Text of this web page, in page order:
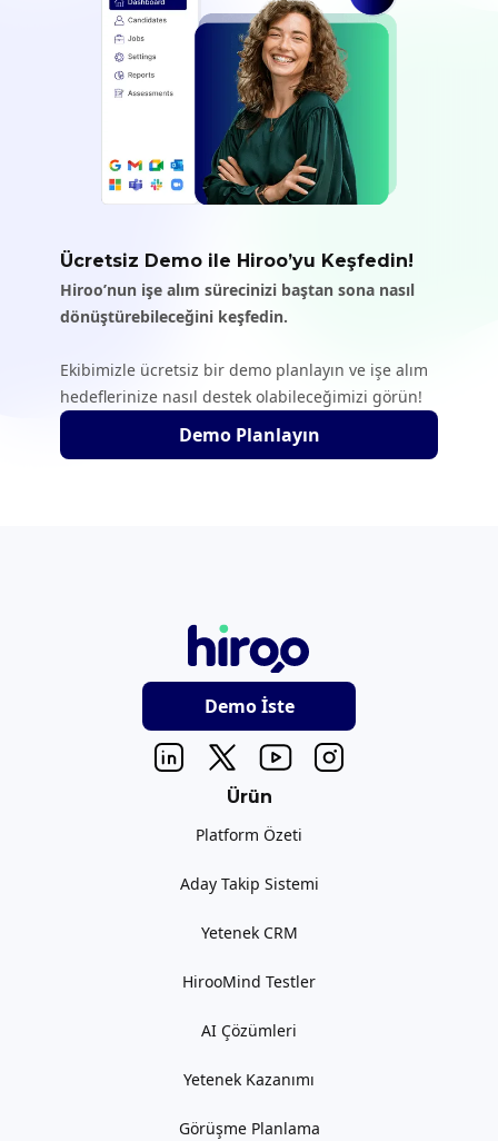
Ücretsiz Demo ile Hiroo’yu Keşfedin!
Hiroo’nun işe alım sürecinizi baştan sona nasıl
dönüştürebileceğini keşfedin.
Ekibimizle ücretsiz bir demo planlayın ve işe alım
hedeflerinize nasıl destek olabileceğimizi görün!
Demo Planlayın
Demo İste
Ürün
Platform Özeti
Aday Takip Sistemi
Yetenek CRM
HirooMind Testler
AI Çözümleri
Yetenek Kazanımı
Görüşme Planlama